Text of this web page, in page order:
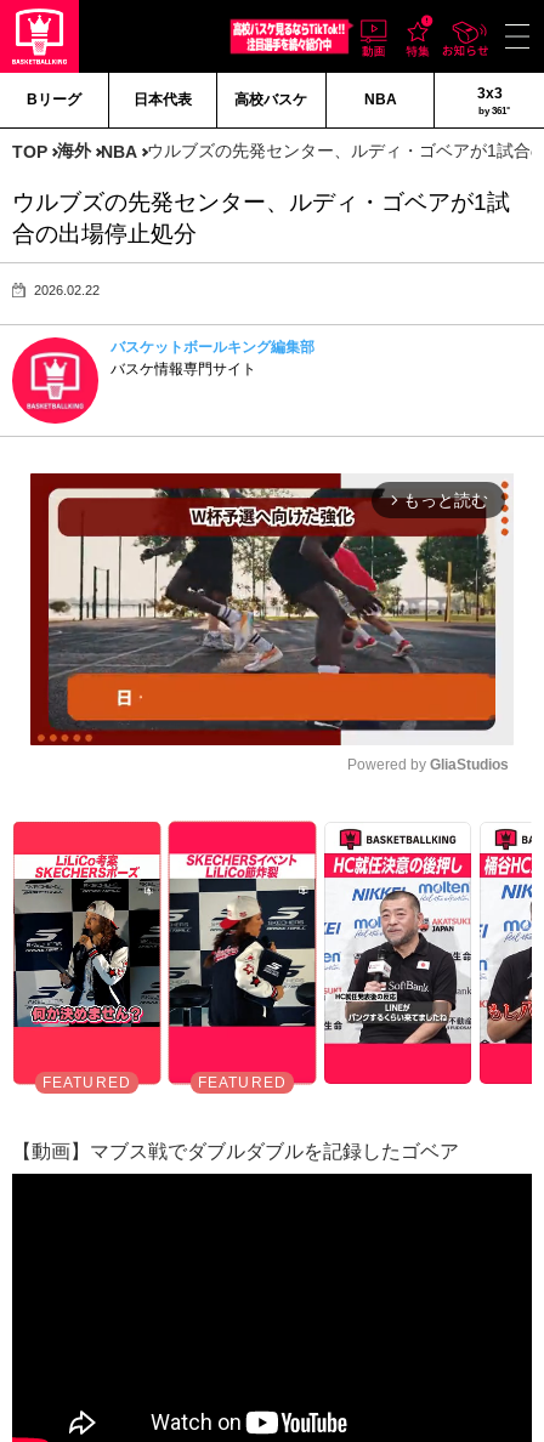
Bリーグ 日本代表 高校バスケ NBA 3x3
by 361°
TOP 海外 NBA ウルブズの先発センター、ルディ・ゴベアが1試合
ウルブズの先発センター、ルディ・ゴベアが1試
合の出場停止処分
2026.02.22
バスケットボールキング編集部
バスケ情報専門サイト
arrow_forward_ios もっと読む
Powered by GliaStudios
【動画】マブス戦でダブルダブルを記録したゴベア